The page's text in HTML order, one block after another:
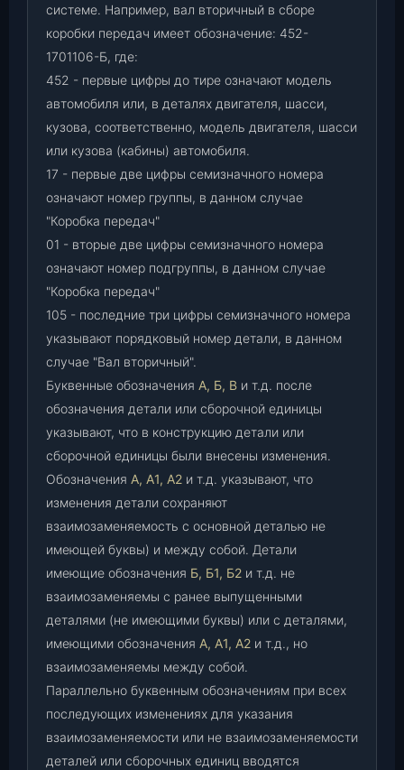
системе. Например, вал вторичный в сборе
коробки передач имеет обозначение: 452-
1701106-Б, где:
452 - первые цифры до тире означают модель
автомобиля или, в деталях двигателя, шасси,
кузова, соответственно, модель двигателя, шасси
или кузова (кабины) автомобиля.
17 - первые две цифры семизначного номера
означают номер группы, в данном случае
"Коробка передач"
01 - вторые две цифры семизначного номера
означают номер подгруппы, в данном случае
"Коробка передач"
105 - последние три цифры семизначного номера
указывают порядковый номер детали, в данном
случае "Вал вторичный".
Буквенные обозначения А, Б, В и т.д. после
обозначения детали или сборочной единицы
указывают, что в конструкцию детали или
сборочной единицы были внесены изменения.
Обозначения А, А1, А2 и т.д. указывают, что
изменения детали сохраняют
взаимозаменяемость с основной деталью не
имеющей буквы) и между собой. Детали
имеющие обозначения Б, Б1, Б2 и т.д. не
взаимозаменяемы с ранее выпущенными
деталями (не имеющими буквы) или с деталями,
имеющими обозначения А, А1, А2 и т.д., но
взаимозаменяемы между собой.
Параллельно буквенным обозначениям при всех
последующих изменениях для указания
взаимозаменяемости или не взаимозаменяемости
деталей или сборочных единиц вводятся